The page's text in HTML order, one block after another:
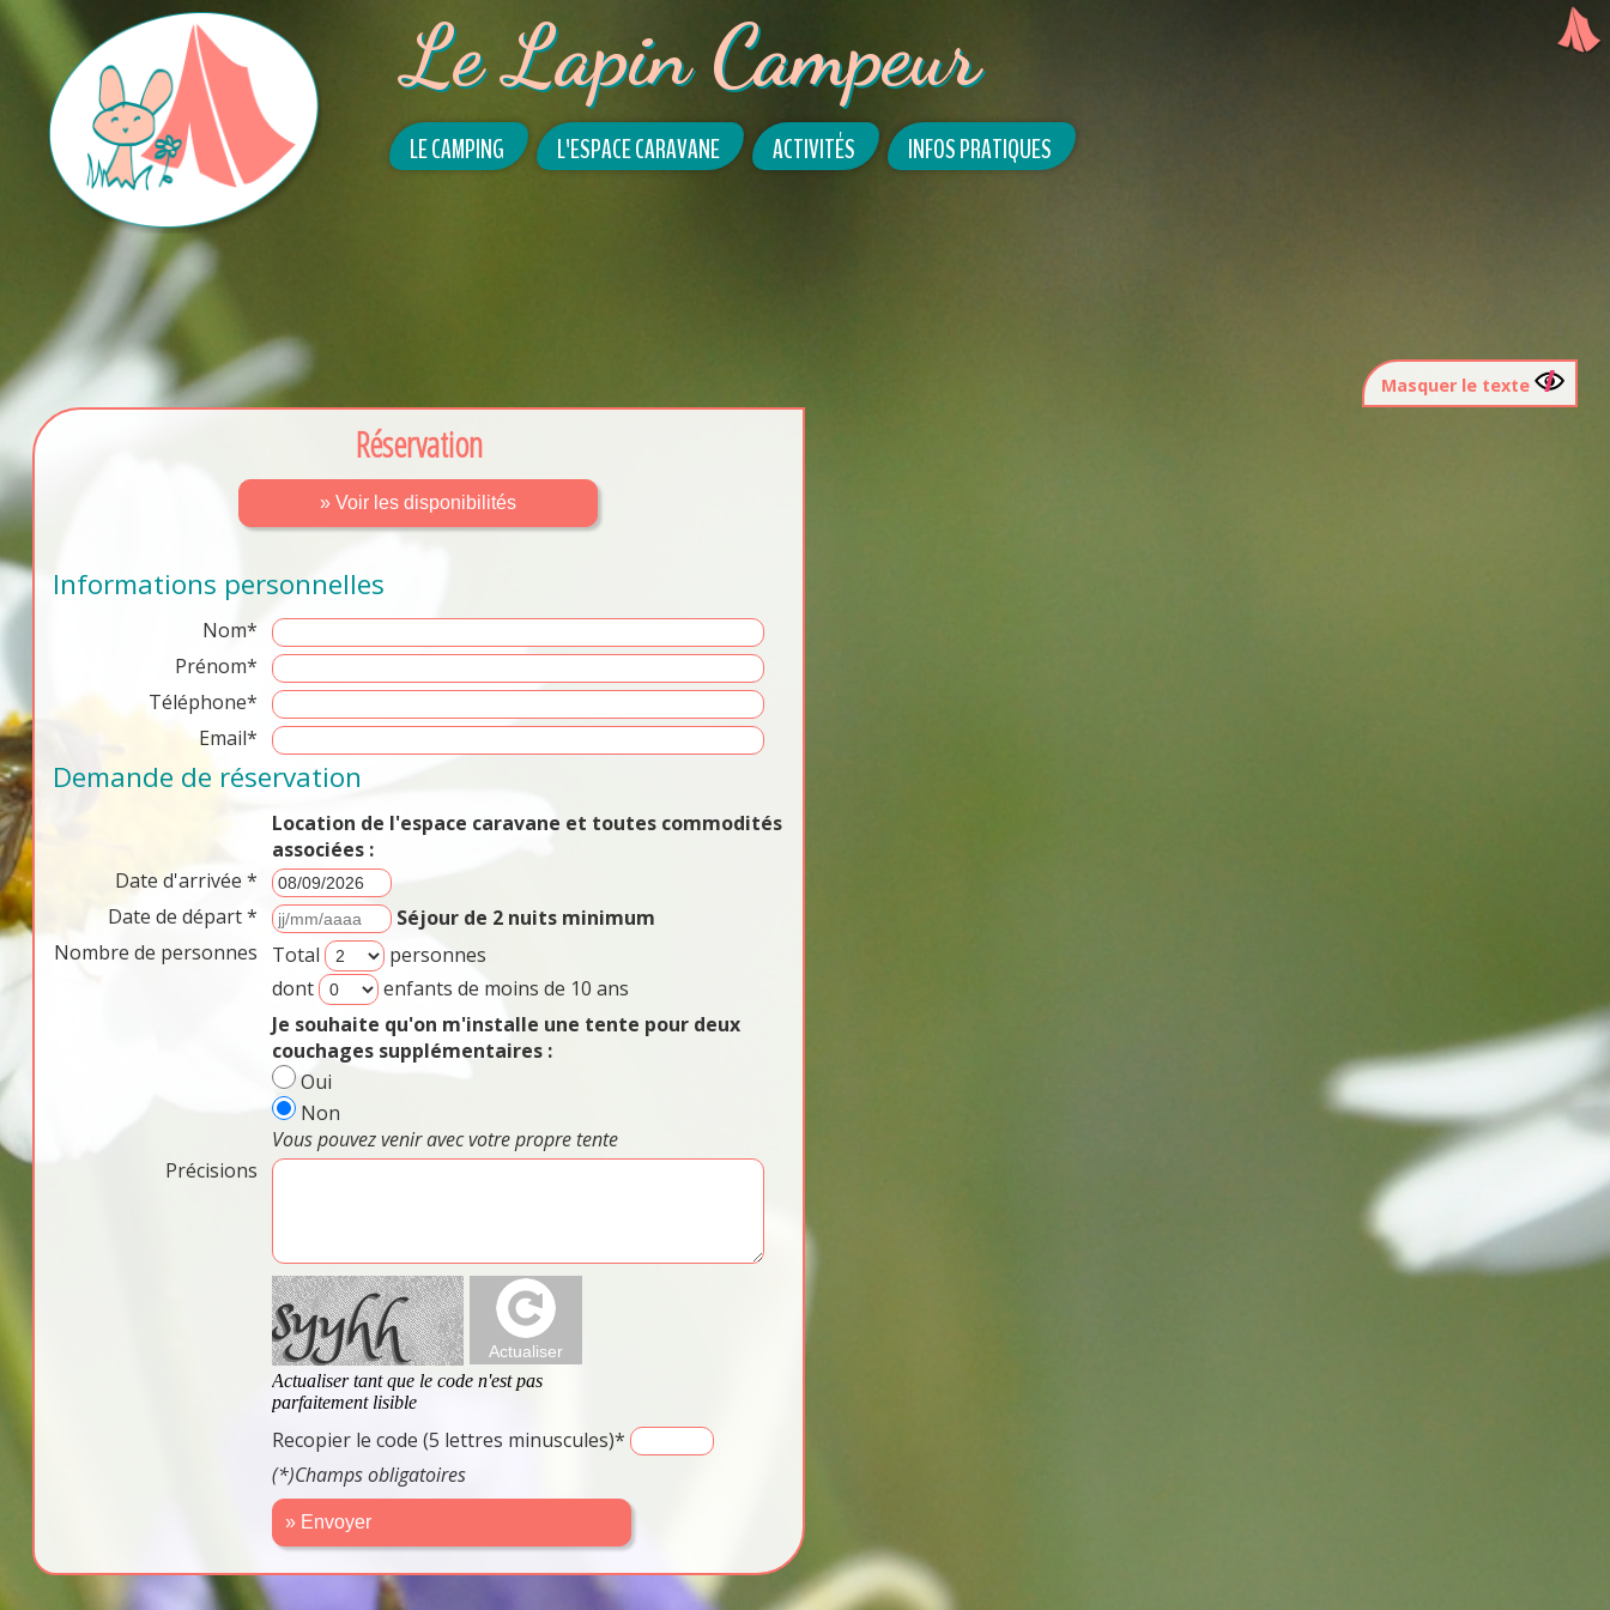
Le Lapin Campeur
LE CAMPING L'ESPACE CARAVANE ACTIVITÉS INFOS PRATIQUES
Masquer le texte
Réservation
» Voir les disponibilités
Informations personnelles
Nom*
Prénom*
Téléphone*
Email*
Demande de réservation
Location de l'espace caravane et toutes commodités
associées :
Date d'arrivée *
Date de départ *
Séjour de 2 nuits minimum
Nombre de personnes
Total
personnes
dont
enfants de moins de 10 ans
Je souhaite qu'on m'installe une tente pour deux
couchages supplémentaires :
Oui
Non
Vous pouvez venir avec votre propre tente
Précisions
Recopier le code (5 lettres minuscules)*
(*)Champs obligatoires
» Envoyer